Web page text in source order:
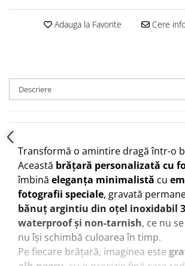
Adauga la Favorite Cere
Descriere
Transformă o amintire dragă într-o
Această brățară personalizată cu
îmbină eleganța minimalistă cu
fotografii speciale, gravată
bănuț argintiu din oțel inoxidabil
waterproof și non-tarnish, ce nu
nu își schimbă culoarea în timp.
Pe fiecare brățară, imaginea este